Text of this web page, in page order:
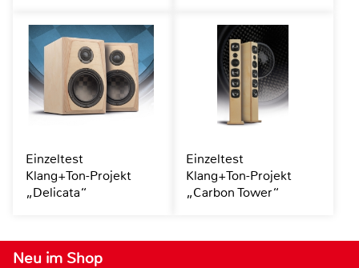
Neu im Shop
Einzeltest
Klang+Ton-Projekt
„Delicata“
Einzeltest
Klang+Ton-Projekt
„Carbon Tower“